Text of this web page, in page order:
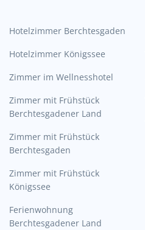
Hotelzimmer Berchtesgaden
Hotelzimmer Königssee
Zimmer im Wellnesshotel
Zimmer mit Frühstück
Berchtesgadener Land
Zimmer mit Frühstück
Berchtesgaden
Zimmer mit Frühstück
Königssee
Ferienwohnung
Berchtesgadener Land